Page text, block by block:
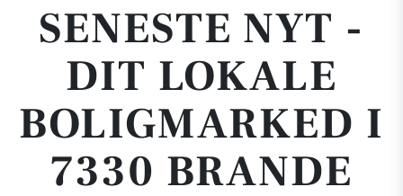
SENESTE NYT -
DIT LOKALE
BOLIGMARKED I
7330 BRANDE